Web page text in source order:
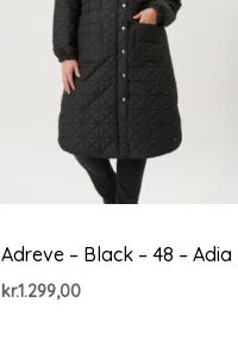
Adreve – Black – 48 – Adia
kr.1.299,00